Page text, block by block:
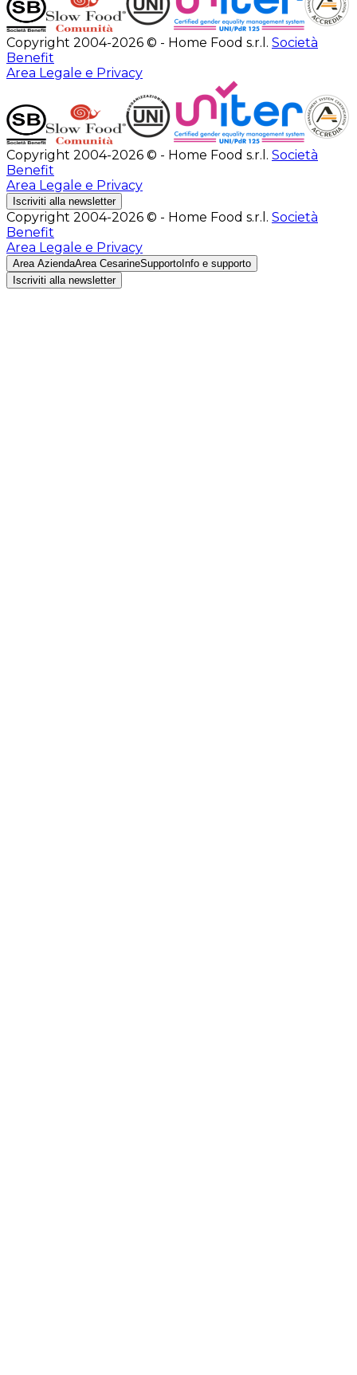
Copyright 2004-2026 © - Home Food s.r.l. Società
Benefit
Area Legale e Privacy
Copyright 2004-2026 © - Home Food s.r.l. Società
Benefit
Area Legale e Privacy
Iscriviti alla newsletter
Copyright 2004-2026 © - Home Food s.r.l. Società
Benefit
Area Legale e Privacy
Area AziendaArea CesarineSupporto Info e supporto
Iscriviti alla newsletter